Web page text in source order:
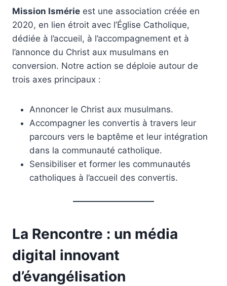
Mission Ismérie est une association créée en
2020, en lien étroit avec l’Église Catholique,
dédiée à l’accueil, à l’accompagnement et à
l’annonce du Christ aux musulmans en
conversion. Notre action se déploie autour de
trois axes principaux :
Annoncer le Christ aux musulmans.
Accompagner les convertis à travers leur
parcours vers le baptême et leur intégration
dans la communauté catholique.
Sensibiliser et former les communautés
catholiques à l’accueil des convertis.
La Rencontre : un média
digital innovant
d’évangélisation